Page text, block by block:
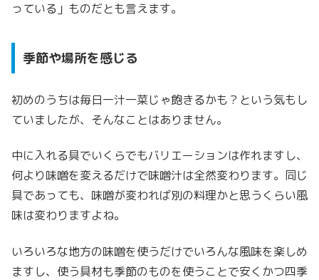
っている」ものだとも言えます。
季節や場所を感じる
初めのうちは毎日一汁一菜じゃ飽きるかも？という気もし
ていましたが、そんなことはありません。
中に入れる具でいくらでもバリエーションは作れますし、
何より味噌を変えるだけで味噌汁は全然変わります。同じ
具であっても、味噌が変われば別の料理かと思うくらい風
味は変わりますよね。
いろいろな地方の味噌を使うだけでいろんな風味を楽しめ
ますし、使う具材も季節のものを使うことで安くかつ四季